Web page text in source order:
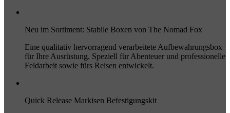
Neu im Sortiment: Stabile Boxen von The Nomad Fox
Eine qualitativ hervorragend verarbeitete Aufbewahrungsbox
für Ihre Ausrüstung. Speziell für Abenteuer und professionelle
Feldarbeit sowie fürs Reisen entwickelt.
Quick Release Markisen Befestigungskit